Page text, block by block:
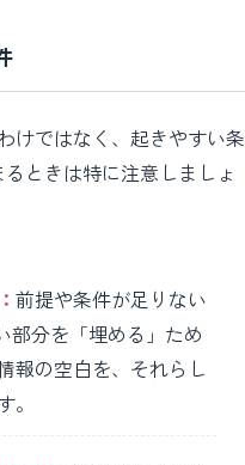
けではなく、起きやすい条
ときは特に注意しましょ
前提や条件が足りない
部分を「埋める」ため
報の空白を、それらし